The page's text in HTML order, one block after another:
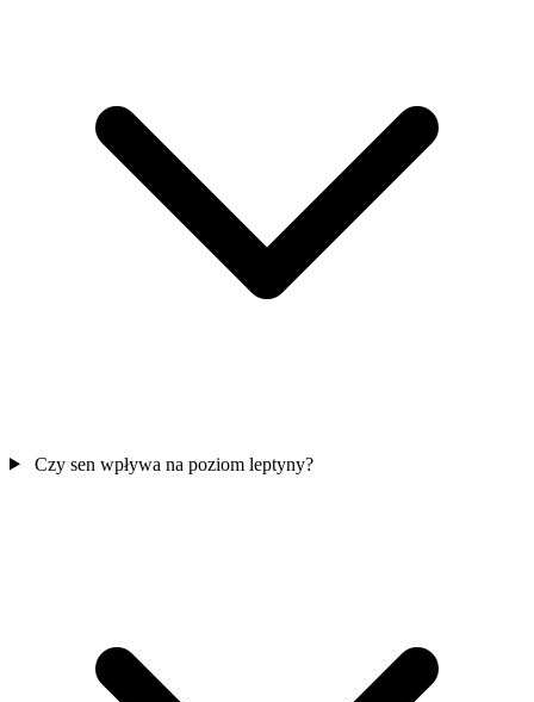
Czy sen wpływa na poziom leptyny?